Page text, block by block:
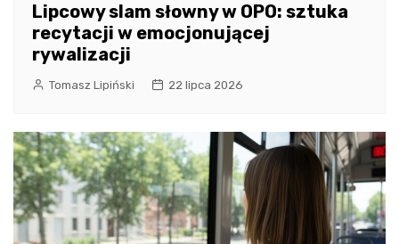
Lipcowy slam słowny w OPO: sztuka
recytacji w emocjonującej
rywalizacji
Tomasz Lipiński 22 lipca 2026